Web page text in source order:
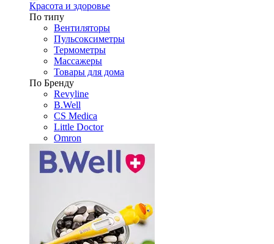
Красота и здоровье
По типу
Вентиляторы
Пульсоксиметры
Термометры
Массажеры
Товары для дома
По Бренду
Revyline
B.Well
CS Medica
Little Doctor
Omron